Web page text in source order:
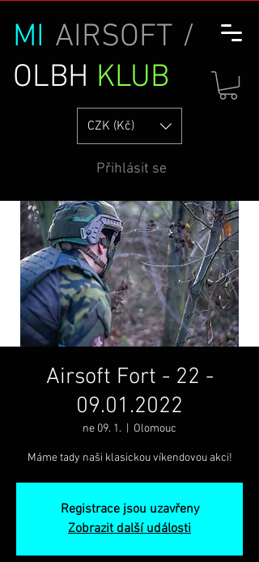
MI AIRSOFT /
OLBH KLUB
Přihlásit se
CZK (Kč)
Airsoft Fort - 22 -
09.01.2022
ne 09. 1. Olomouc
Máme tady naši klasickou víkendovou akci!
Registrace jsou uzavřeny
Zobrazit další události